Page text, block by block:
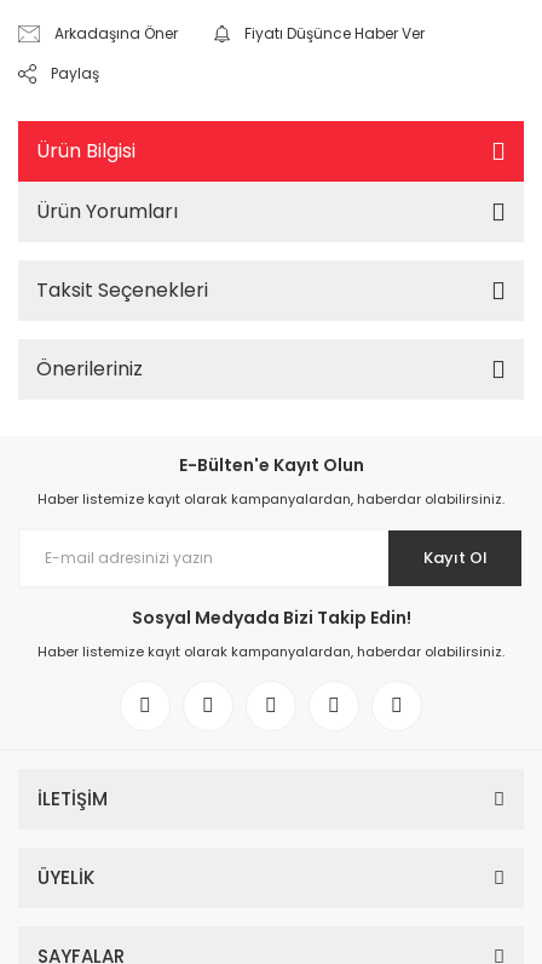
Arkadaşına Öner
Fiyatı Düşünce Haber Ver
Paylaş
Ürün Bilgisi
Ürün Yorumları
Taksit Seçenekleri
Önerileriniz
E-Bülten'e Kayıt Olun
Haber listemize kayıt olarak kampanyalardan, haberdar olabilirsiniz.
Kayıt Ol
Sosyal Medyada Bizi Takip Edin!
Haber listemize kayıt olarak kampanyalardan, haberdar olabilirsiniz.
İLETİŞİM
ÜYELİK
SAYFALAR